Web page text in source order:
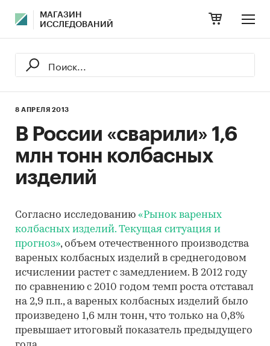
МАГАЗИН
ИССЛЕДОВАНИЙ
8 АПРЕЛЯ 2013
В России «сварили» 1,6
млн тонн колбасных
изделий
Согласно исследованию «Рынок вареных
колбасных изделий. Текущая ситуация и
прогноз», объем отечественного производства
вареных колбасных изделий в среднегодовом
исчислении растет с замедлением. В 2012 году
по сравнению с 2010 годом темп роста отставал
на 2,9 п.п., а вареных колбасных изделий было
произведено 1,6 млн тонн, что только на 0,8%
превышает итоговый показатель предыдущего